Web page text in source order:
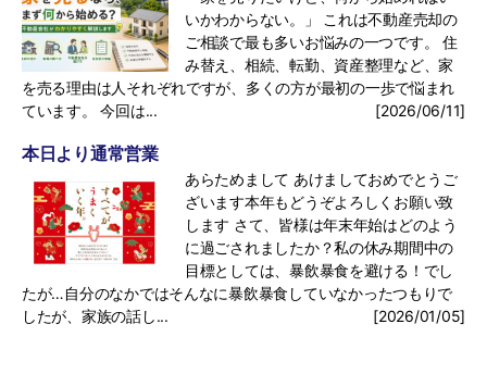
いかわからない。」 これは不動産売却の
ご相談で最も多いお悩みの一つです。 住
み替え、相続、転勤、資産整理など、家
を売る理由は人それぞれですが、多くの方が最初の一歩で悩まれ
ています。 今回は...
[2026/06/11]
本日より通常営業
あらためまして あけましておめでとうご
ざいます本年もどうぞよろしくお願い致
します さて、皆様は年末年始はどのよう
に過ごされましたか？私の休み期間中の
目標としては、暴飲暴食を避ける！でし
たが…自分のなかではそんなに暴飲暴食していなかったつもりで
したが、家族の話し...
[2026/01/05]